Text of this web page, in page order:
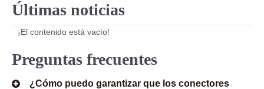
Últimas noticias
¡El contenido está vacío!
Preguntas frecuentes
¿Cómo puedo garantizar que los conectores